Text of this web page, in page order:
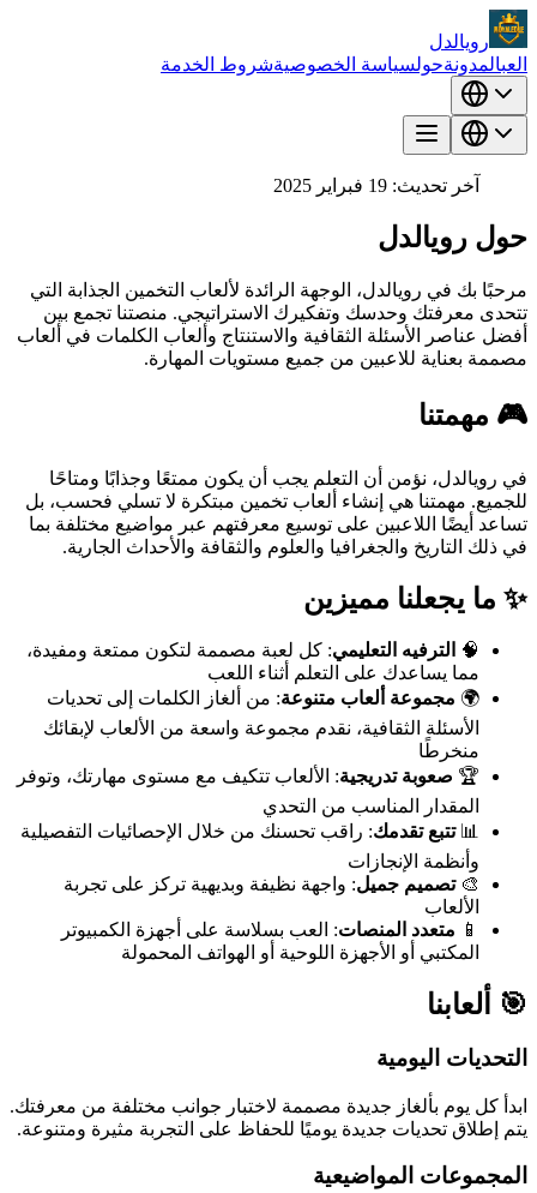
رويالدل
العبالمدونةحولسياسة الخصوصيةشروط الخدمة
آخر تحديث: 19 فبراير 2025
حول رويالدل
مرحبًا بك في رويالدل، الوجهة الرائدة لألعاب التخمين الجذابة التي
تتحدى معرفتك وحدسك وتفكيرك الاستراتيجي. منصتنا تجمع بين
أفضل عناصر الأسئلة الثقافية والاستنتاج وألعاب الكلمات في ألعاب
مصممة بعناية للاعبين من جميع مستويات المهارة.
🎮 مهمتنا
في رويالدل، نؤمن أن التعلم يجب أن يكون ممتعًا وجذابًا ومتاحًا
للجميع. مهمتنا هي إنشاء ألعاب تخمين مبتكرة لا تسلي فحسب، بل
تساعد أيضًا اللاعبين على توسيع معرفتهم عبر مواضيع مختلفة بما
في ذلك التاريخ والجغرافيا والعلوم والثقافة والأحداث الجارية.
✨ ما يجعلنا مميزين
🧠 الترفيه التعليمي: كل لعبة مصممة لتكون ممتعة ومفيدة،
مما يساعدك على التعلم أثناء اللعب
🌍 مجموعة ألعاب متنوعة: من ألغاز الكلمات إلى تحديات
الأسئلة الثقافية، نقدم مجموعة واسعة من الألعاب لإبقائك
منخرطًا
🏆 صعوبة تدريجية: الألعاب تتكيف مع مستوى مهارتك، وتوفر
المقدار المناسب من التحدي
📊تتبع تقدمك: راقب تحسنك من خلال الإحصائيات التفصيلية
وأنظمة الإنجازات
🎨تصميم جميل: واجهة نظيفة وبديهية تركز على تجربة
الألعاب
📱 متعدد المنصات: العب بسلاسة على أجهزة الكمبيوتر
المكتبي أو الأجهزة اللوحية أو الهواتف المحمولة
🎯 ألعابنا
التحديات اليومية
ابدأ كل يوم بألغاز جديدة مصممة لاختبار جوانب مختلفة من معرفتك.
يتم إطلاق تحديات جديدة يوميًا للحفاظ على التجربة مثيرة ومتنوعة.
المجموعات المواضيعية